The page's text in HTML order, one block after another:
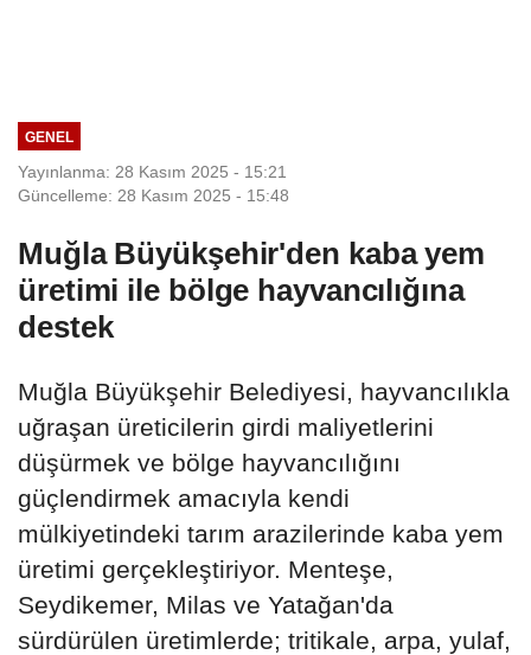
GENEL
Yayınlanma: 28 Kasım 2025 - 15:21
Güncelleme: 28 Kasım 2025 - 15:48
Muğla Büyükşehir'den kaba yem
üretimi ile bölge hayvancılığına
destek
Muğla Büyükşehir Belediyesi, hayvancılıkla
uğraşan üreticilerin girdi maliyetlerini
düşürmek ve bölge hayvancılığını
güçlendirmek amacıyla kendi
mülkiyetindeki tarım arazilerinde kaba yem
üretimi gerçekleştiriyor. Menteşe,
Seydikemer, Milas ve Yatağan'da
sürdürülen üretimlerde; tritikale, arpa, yulaf,